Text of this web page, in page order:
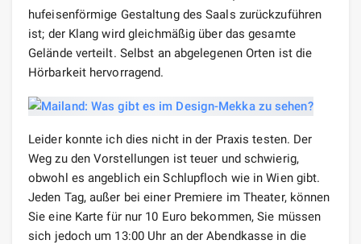
hufeisenförmige Gestaltung des Saals zurückzuführen
ist; der Klang wird gleichmäßig über das gesamte
Gelände verteilt. Selbst an abgelegenen Orten ist die
Hörbarkeit hervorragend.
Leider konnte ich dies nicht in der Praxis testen. Der
Weg zu den Vorstellungen ist teuer und schwierig,
obwohl es angeblich ein Schlupfloch wie in Wien gibt.
Jeden Tag, außer bei einer Premiere im Theater, können
Sie eine Karte für nur 10 Euro bekommen, Sie müssen
sich jedoch um 13:00 Uhr an der Abendkasse in die